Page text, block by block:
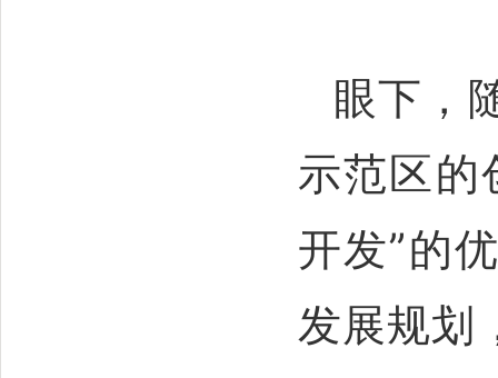
眼下，
示范区的
开发”的
发展规划